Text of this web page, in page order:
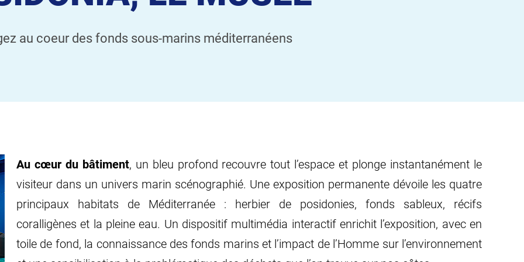
au coeur des fonds sous-marins méditerranéens
Au cœur du bâtiment, un bleu profond recouvre tout l’espace et plonge instantanément le
visiteur dans un univers marin scénographié. Une exposition permanente dévoile les quatre
principaux habitats de Méditerranée : herbier de posidonies, fonds sableux, récifs
coralligènes et la pleine eau. Un dispositif multimédia interactif enrichit l’exposition, avec en
toile de fond, la connaissance des fonds marins et l’impact de l’Homme sur l’environnement